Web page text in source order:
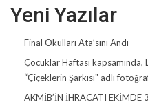
Yeni Yazılar
Final Okulları Ata’sını Andı
Çocuklar Haftası kapsamında,
“Çiçeklerin Şarkısı" adlı
AKMİB’İN İHRACATI EKİMDE